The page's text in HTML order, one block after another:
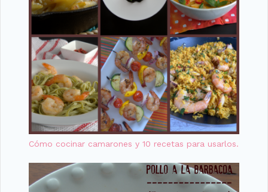
Cómo cocinar camarones y 10 recetas para usarlos.